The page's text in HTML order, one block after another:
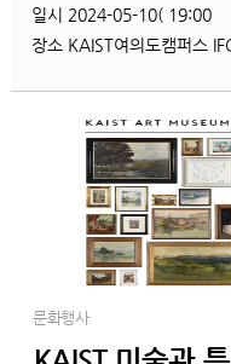
일시 2024-05-10( 19:00
장소 KAIST여의도캠퍼스
문화행사